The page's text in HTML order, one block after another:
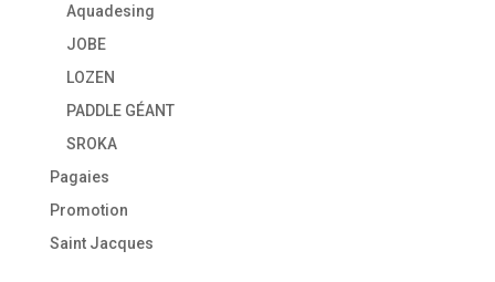
Aquadesing
JOBE
LOZEN
PADDLE GÉANT
SROKA
Pagaies
Promotion
Saint Jacques